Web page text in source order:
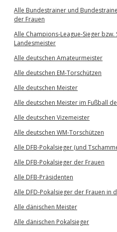
Alle Bundestrainer und
der Frauen
Alle Champions-League-Sieger
Landesmeister
Alle deutschen Amateurmeister
Alle deutschen EM-Torschützen
Alle deutschen Meister
Alle deutschen Meister im Fußball
Alle deutschen Vizemeister
Alle deutschen WM-Torschützen
Alle DFB-Pokalsieger (und
Alle DFB-Pokalsieger der Frauen
Alle DFB-Präsidenten
Alle DFD-Pokalsieger der Frauen in
Alle dänischen Meister
Alle dänischen Pokalsieger